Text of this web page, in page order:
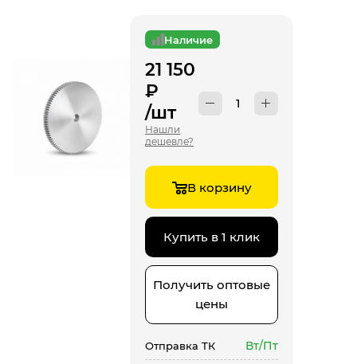
Наличие
21 150
₽
/шт
Нашли
дешевле?
В корзину
Купить в 1 клик
Получить оптовые
цены
Отправка ТК Вт/Пт